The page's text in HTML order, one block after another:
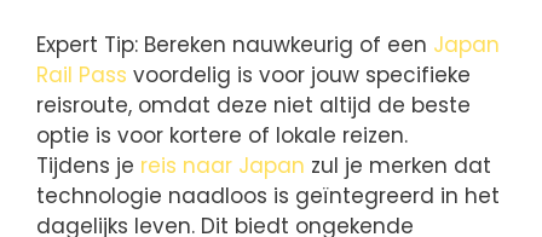
Expert Tip: Bereken nauwkeurig of een Japan
Rail Pass voordelig is voor jouw specifieke
reisroute, omdat deze niet altijd de beste
optie is voor kortere of lokale reizen.
Tijdens je reis naar Japan zul je merken dat
technologie naadloos is geïntegreerd in het
dagelijks leven. Dit biedt ongekende